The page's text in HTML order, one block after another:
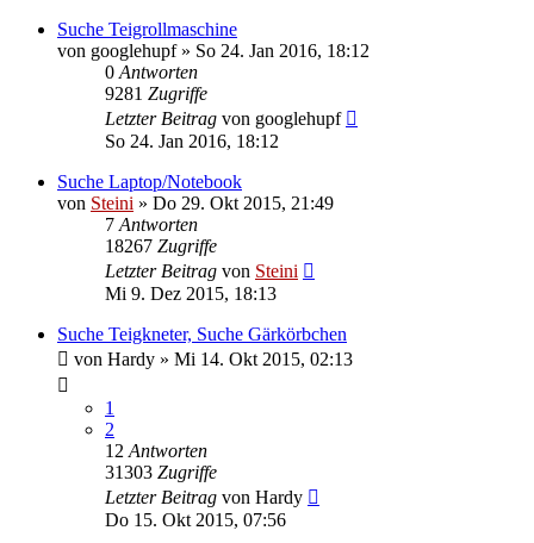
Suche Teigrollmaschine
von googlehupf» So 24. Jan 2016, 18:12
0 Antworten
9281 Zugriffe
Letzter Beitrag von googlehupf
So 24. Jan 2016, 18:12
Suche Laptop/Notebook
von Steini » Do 29. Okt 2015, 21:49
7 Antworten
18267 Zugriffe
Letzter Beitrag von Steini
Mi 9. Dez 2015, 18:13
Suche Teigkneter, Suche Gärkörbchen
von Hardy » Mi 14. Okt 2015, 02:13
1
2
12 Antworten
31303 Zugriffe
Letzter Beitrag von Hardy
Do 15. Okt 2015, 07:56